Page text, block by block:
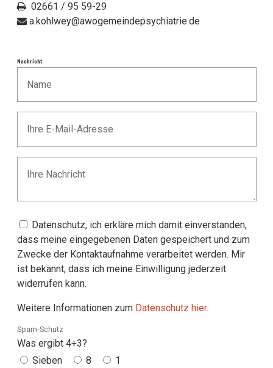
02661 / 95 59-29
a.kohlwey@awogemeindepsychiatrie.de
Nachricht
Datenschutz, ich erkläre mich damit einverstanden,
dass meine eingegebenen Daten gespeichert und zum
Zwecke der Kontaktaufnahme verarbeitet werden. Mir
ist bekannt, dass ich meine Einwilligung jederzeit
widerrufen kann.
Weitere Informationen zum Datenschutz hier.
Spam-Schutz
Was ergibt 4+3?
Sieben
8 1